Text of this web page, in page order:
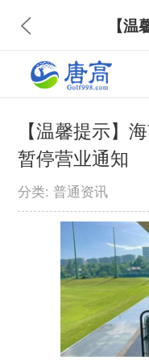
【温馨提示】
暂停营业通知
分类: 普通资讯